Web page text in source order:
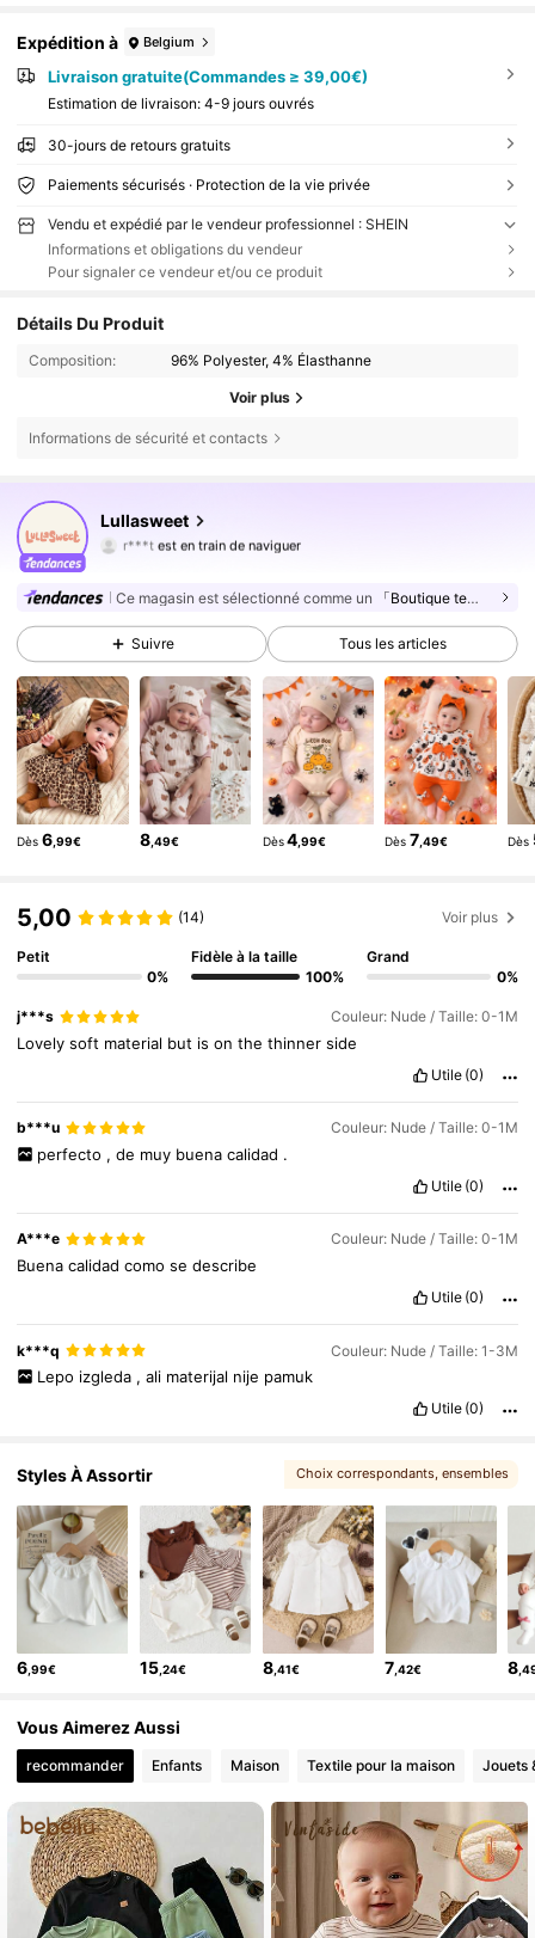
Expédition à Belgium
Livraison gratuite(Commandes ≥ 39,00€)
Estimation de livraison: 4-9 jours ouvrés
30-jours de retours gratuits
Paiements sécurisés · Protection de la vie privée
Vendu et expédié par le vendeur professionnel : SHEIN
Informations et obligations du vendeur
Pour signaler ce vendeur et/ou ce produit
Détails Du Produit
Composition: 96% Polyester, 4% Élasthanne
Voir plus
Informations de sécurité et contacts
Lullasweet
r***test en train de naviguer
4,89
226K Suiveurs
4,89 226K Suiveurs
4,89 226K Suiveurs
4,89 226K Suiveurs
4,89 226K Suiveurs
4,89 226K Suiveurs
4,89 226K Suiveurs
4,89
Ce magasin est sélectionné comme un 「Boutique tendance」
Suivre Tous les articles
Dès 6,99€ 8 ,49€ Dès4 ,99€ Dès 7,49€ Dès
5,00 (14) Voir plus
Petit
0%
Fidèle à la taille
100%
Grand
0%
j***s Couleur: Nude / Taille: 0-1M
Lovelysoft material but isonthethinnerside
Utile (0)
b***u Couleur: Nude / Taille: 0-1M
perfecto , de muy buena calidad .
Utile (0)
A***e Couleur: Nude / Taille: 0-1M
Buenacalidadcomosedescribe
Utile (0)
k***q Couleur: Nude / Taille: 1-3M
Lepo izgleda , ali materijal nije pamuk
Utile (0)
Styles À Assortir Choix correspondants, ensembles
, Vous aimerez peut-être aussi
6 ,99€ 15 ,24€ 8,41€ 7 ,42€ 8
Vous Aimerez Aussi
recommander Enfants Maison Textile pour la maison Jouets